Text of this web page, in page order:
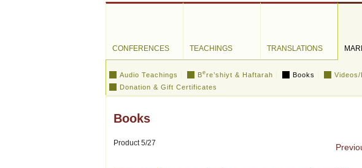
CONFERENCES TEACHINGS TRANSLATIONS
Audio Teachings Bere’shiyt & Haftarah Books Videos/
Donation & Gift Certificates
Books
Product 5/27